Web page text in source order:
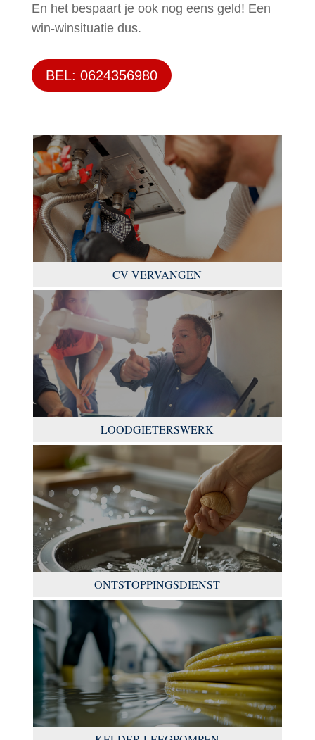
En het bespaart je ook nog eens geld! Een
win-winsituatie dus.
BEL: 0624356980
CV VERVANGEN
LOODGIETERSWERK
ONTSTOPPINGSDIENST